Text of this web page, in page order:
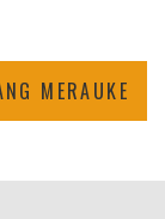
MERAUKE